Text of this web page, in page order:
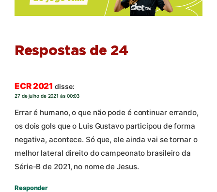
Respostas de 24
ECR 2021 disse:
27 de julho de 2021 às 00:03
Errar é humano, o que não pode é continuar errando,
os dois gols que o Luis Gustavo participou de forma
negativa, acontece. Só que, ele ainda vai se tornar o
melhor lateral direito do campeonato brasileiro da
Série-B de 2021, no nome de Jesus.
Responder